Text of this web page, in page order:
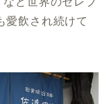
愛飲され続けて